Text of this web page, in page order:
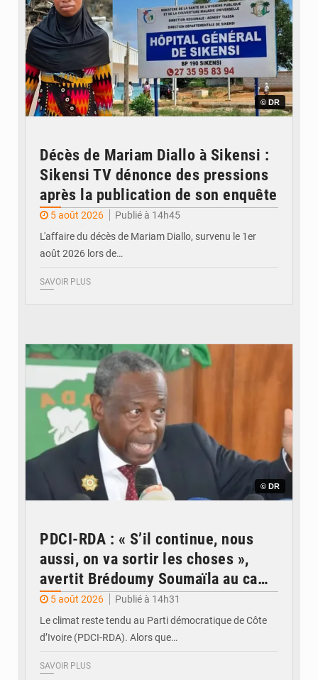
© DR
Décès de Mariam Diallo à Sikensi :
Sikensi TV dénonce des pressions
après la publication de son enquête
5 août 2026
Publié à 14h45
L'affaire du décès de Mariam Diallo, survenu le 1er
août 2026 lors de…
SAVOIR PLUS
© DR
PDCI-RDA : « S’il continue, nous
aussi, on va sortir les choses »,
avertit Brédoumy Soumaïla au camp
Guikahué
5 août 2026
Publié à 14h31
Le climat reste tendu au Parti démocratique de Côte
d’Ivoire (PDCI-RDA). Alors que…
SAVOIR PLUS